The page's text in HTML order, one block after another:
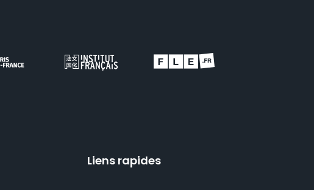
Liens rapides